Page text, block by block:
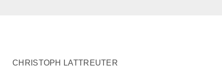
CHRISTOPH LATTREUTER